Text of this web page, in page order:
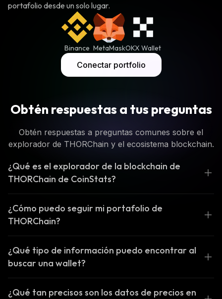
portafolio desde un solo lugar.
Binance MetaMaskOKX Wallet
Conectar portfolio
Obtén respuestas a tus preguntas
Obtén respuestas a preguntas comunes sobre el
explorador de THORChain y el ecosistema blockchain.
¿Qué es el explorador de la blockchain de
THORChain de CoinStats?
¿Cómo puedo seguir mi portafolio de
THORChain?
¿Qué tipo de información puedo encontrar al
buscar una wallet?
¿Qué tan precisos son los datos de precios en